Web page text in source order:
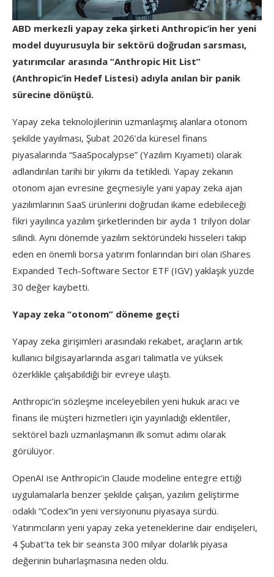
ABD merkezli yapay zeka şirketi Anthropic’in her yeni
model duyurusuyla bir sektörü doğrudan sarsması,
yatırımcılar arasında “Anthropic Hit List”
(Anthropic’in Hedef Listesi) adıyla anılan bir panik
sürecine dönüştü.
Yapay zeka teknolojilerinin uzmanlaşmış alanlara otonom
şekilde yayılması, Şubat 2026’da küresel finans
piyasalarında “SaaSpocalypse” (Yazılım Kıyameti) olarak
adlandırılan tarihi bir yıkımı da tetikledi. Yapay zekanın
otonom ajan evresine geçmesiyle yani yapay zeka ajan
yazılımlarının SaaS ürünlerini doğrudan ikame edebileceği
fikri yayılınca yazılım şirketlerinden bir ayda 1 trilyon dolar
silindi. Aynı dönemde yazılım sektöründeki hisseleri takip
eden en önemli borsa yatırım fonlarından biri olan iShares
Expanded Tech-Software Sector ETF (IGV) yaklaşık yüzde
30 değer kaybetti.
Yapay zeka “otonom” döneme geçti
Yapay zeka girişimleri arasındaki rekabet, araçların artık
kullanıcı bilgisayarlarında asgari talimatla ve yüksek
özerklikle çalışabildiği bir evreye ulaştı.
Anthropic’in sözleşme inceleyebilen yeni hukuk aracı ve
finans ile müşteri hizmetleri için yayınladığı eklentiler,
sektörel bazlı uzmanlaşmanın ilk somut adımı olarak
görülüyor.
OpenAI ise Anthropic’in Claude modeline entegre ettiği
uygulamalarla benzer şekilde çalışan, yazılım geliştirme
odaklı “Codex”in yeni versiyonunu piyasaya sürdü.
Yatırımcıların yeni yapay zeka yeteneklerine dair endişeleri,
4 Şubat’ta tek bir seansta 300 milyar dolarlık piyasa
değerinin buharlaşmasına neden oldu.